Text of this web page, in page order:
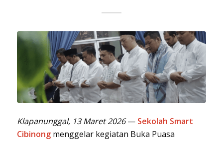
Klapanunggal, 13 Maret 2026— Sekolah Smart
Cibinongmenggelar kegiatan Buka Puasa